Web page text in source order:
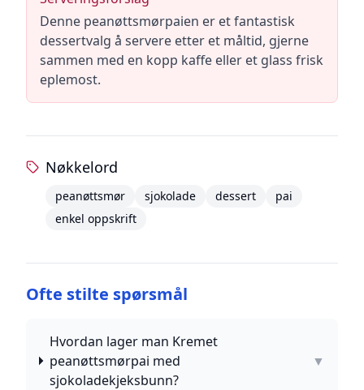
Denne peanøttsmørpaien er et fantastisk
dessertvalg å servere etter et måltid, gjerne
sammen med en kopp kaffe eller et glass frisk
eplemost.
Nøkkelord
peanøttsmør sjokolade dessert
pai
enkel oppskrift
Ofte stilte spørsmål
Hvordan lager man Kremet
peanøttsmørpai med
sjokoladekjeksbunn?
▼